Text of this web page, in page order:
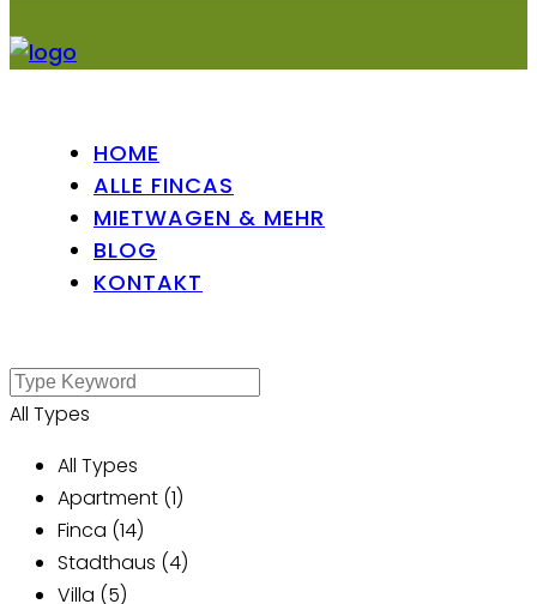
HOME
ALLE FINCAS
MIETWAGEN & MEHR
BLOG
KONTAKT
All Types
All Types
Apartment (1)
Finca (14)
Stadthaus (4)
Villa (5)